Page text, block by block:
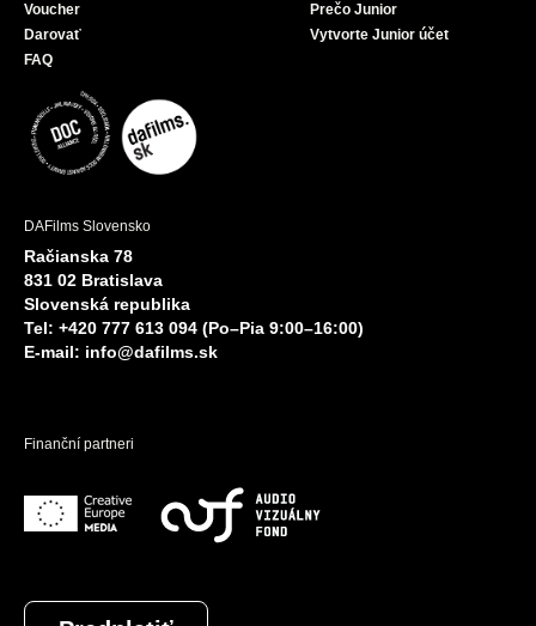
Voucher
Darovať
FAQ
Prečo Junior
Vytvorte Junior účet
DAFilms Slovensko
Račianska 78
831 02 Bratislava
Slovenská republika
Tel: +420 777 613 094 (Po–Pia 9:00–16:00)
E-mail: info@dafilms.sk
Finanční partneri